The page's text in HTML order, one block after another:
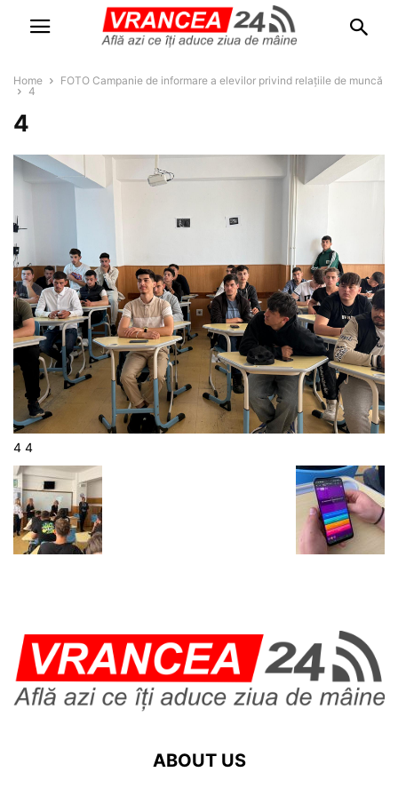
Home
FOTO Campanie de informare a elevilor privind relațiile de muncă
4
4
4 4
ABOUT US